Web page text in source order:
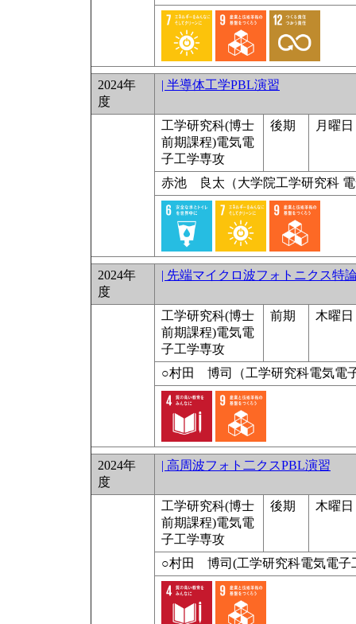
2024年
度
| 半導体工学PBL演習
工学研究科(博士
前期課程)電気電
子工学専攻
後期 月曜
赤池 良太（大学院工学研究科
2024年
度
| 先端マイクロ波フォトニクス特
工学研究科(博士
前期課程)電気電
子工学専攻
前期 木曜日
○村田 博司（工学研究科電気電
2024年
度
| 高周波フォト二クスPBL演習
工学研究科(博士
前期課程)電気電
子工学専攻
後期 木曜日
○村田 博司(工学研究科電気電子